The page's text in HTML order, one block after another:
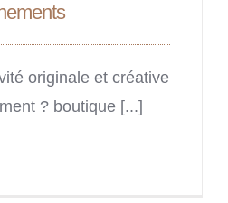
originale et créative
? boutique [...]